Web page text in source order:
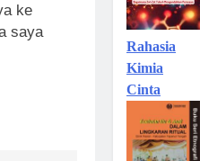
ke
saya
Rahasia
Kimia
Cinta